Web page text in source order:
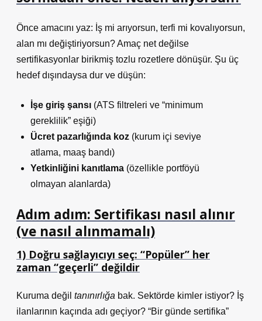
Önce amacını yaz: İş mi arıyorsun, terfi mi kovalıyorsun,
alan mı değiştiriyorsun? Amaç net değilse
sertifikasyonlar birikmiş tozlu rozetlere dönüşür. Şu üç
hedef dışındaysa dur ve düşün:
İşe giriş şansı (ATS filtreleri ve “minimum
gereklilik” eşiği)
Ücret pazarlığında koz (kurum içi seviye
atlama, maaş bandı)
Yetkinliğini kanıtlama (özellikle portföyü
olmayan alanlarda)
Adım adım: Sertifikası nasıl alınır
(ve nasıl alınmamalı)
1) Doğru sağlayıcıyı seç: “Popüler” her
zaman “geçerli” değildir
Kuruma değil tanınırlığa bak. Sektörde kimler istiyor? İş
ilanlarının kaçında adı geçiyor? “Bir günde sertifika”